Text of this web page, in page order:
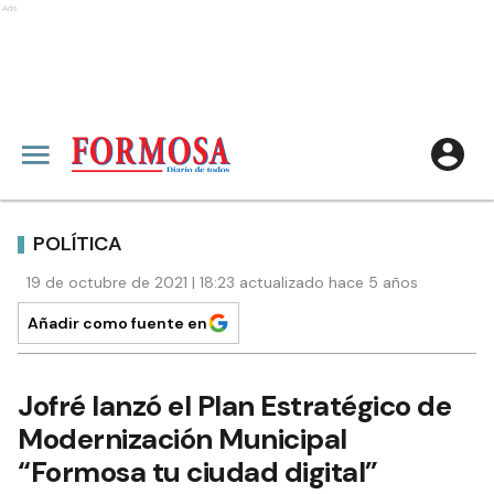
Ads
POLÍTICA
19 de octubre de 2021 | 18:23 actualizado hace 5 años
Añadir como fuente en
Jofré lanzó el Plan Estratégico de
Modernización Municipal
“Formosa tu ciudad digital”